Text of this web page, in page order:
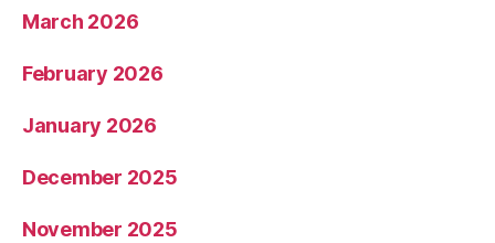
March 2026
February 2026
January 2026
December 2025
November 2025